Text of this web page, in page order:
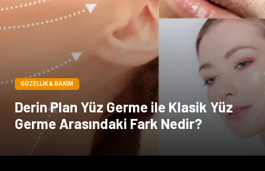
GÜZELLIK & BAKIM
Derin Plan Yüz Germe ile Klasik Yüz
Germe Arasındaki Fark Nedir?